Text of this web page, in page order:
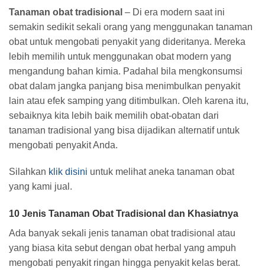
Tanaman obat tradisional – Di era modern saat ini
semakin sedikit sekali orang yang menggunakan tanaman
obat untuk mengobati penyakit yang dideritanya. Mereka
lebih memilih untuk menggunakan obat modern yang
mengandung bahan kimia. Padahal bila mengkonsumsi
obat dalam jangka panjang bisa menimbulkan penyakit
lain atau efek samping yang ditimbulkan. Oleh karena itu,
sebaiknya kita lebih baik memilih obat-obatan dari
tanaman tradisional yang bisa dijadikan alternatif untuk
mengobati penyakit Anda.
Silahkan klik disini untuk melihat aneka tanaman obat
yang kami jual.
10 Jenis Tanaman Obat Tradisional dan Khasiatnya
Ada banyak sekali jenis tanaman obat tradisional atau
yang biasa kita sebut dengan obat herbal yang ampuh
mengobati penyakit ringan hingga penyakit kelas berat.